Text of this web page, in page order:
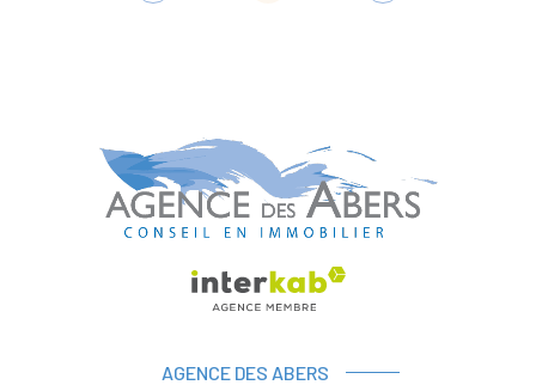
AGENCE DES ABERS